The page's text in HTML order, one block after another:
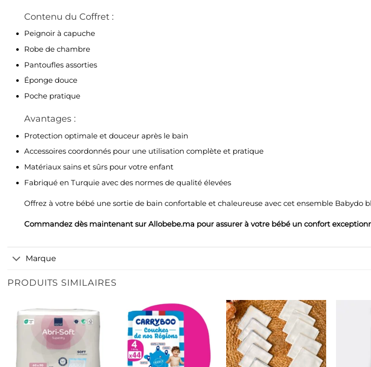
Contenu du Coffret :
Peignoir à capuche
Robe de chambre
Pantoufles assorties
Éponge douce
Poche pratique
Avantages :
Protection optimale et douceur après le bain
Accessoires coordonnés pour une utilisation complète et pratique
Matériaux sains et sûrs pour votre enfant
Fabriqué en Turquie avec des normes de qualité élevées
Offrez à votre bébé une sortie de bain confortable et chaleureuse avec cet ensemble Babydo
Commandez dès maintenant sur Allobebe.ma pour assurer à votre bébé un confort
Marque
PRODUITS SIMILAIRES